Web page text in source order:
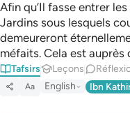
Afin qu’Il fasse entrer
Jardins sous lesquels
demeureront
méfaits. Cela est auprès
Tafsirs Leçons
Aa English Ibn